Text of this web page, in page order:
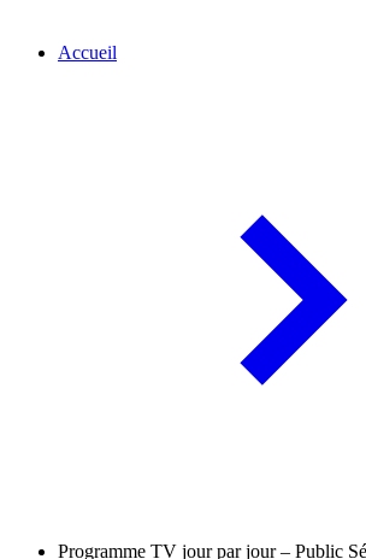
Accueil
Programme TV jour par jour – Public